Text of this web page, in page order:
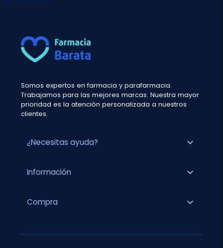
Somos expertos en farmacia y parafarmacia.
Trabajamos para las mejores marcas. Nuestra mayor
prioridad es la atención personalizada a nuestros
clientes.
¿Necesitas ayuda? expand_more
Información expand_more
Compra expand_more